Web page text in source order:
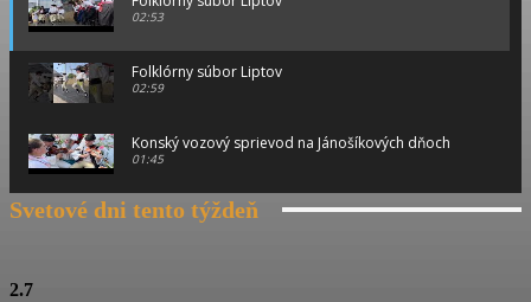
02:53
Folklórny súbor Liptov
02:59
Konský vozový sprievod na Jánošíkových dňoch
01:45
Konský vozový sprievod na Jánošíkových dňoch
Svetové dni tento týždeň
2.7